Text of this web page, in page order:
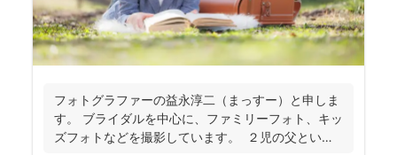
フォトグラファーの益永淳二（まっすー）と申しま
す。 ブライダルを中心に、ファミリーフォト、キッ
ズフォトなどを撮影しています。 ２児の父という